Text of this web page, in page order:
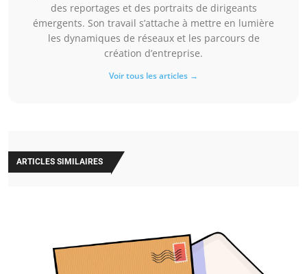
des reportages et des portraits de dirigeants
émergents. Son travail s’attache à mettre en lumière
les dynamiques de réseaux et les parcours de
création d’entreprise.
Voir tous les articles →
ARTICLES SIMILAIRES